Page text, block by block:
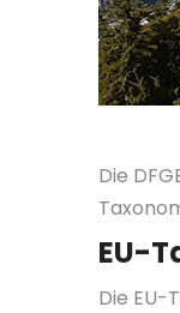
Die
EU-
Die EU-